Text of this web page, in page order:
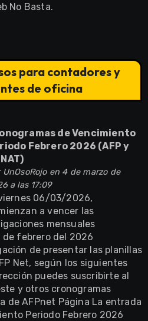
No Basta.
para contadores y
de oficina
de Vencimiento
Febrero 2026 (AFP y
UnOsoRojoen 4 de marzo de
a las 17:09
06/03/2026,
a vencer las
mensuales
de febrero del 2026
de presentar las planillas
Net, según los siguientes
puedes suscribirte al
y otros cronogramas
de AFPnet Página La entrada
Periodo Febrero 2026